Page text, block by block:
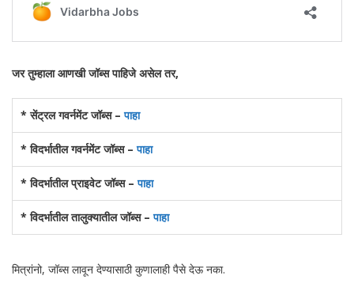
जर तुम्हाला आणखी जॉब्स पाहिजे असेल तर,
* सेंट्रल गवर्नमेंट जॉब्स –पाहा
* विदर्भातील गवर्नमेंट जॉब्स –पाहा
* विदर्भातील प्राइवेट जॉब्स –पाहा
* विदर्भातील तालुक्यातील जॉब्स –पाहा
मित्रांनो, जॉब्स लावून देण्यासाठी कुणालाही पैसे देऊ नका.